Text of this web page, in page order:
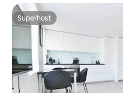
Superhost
Superhost